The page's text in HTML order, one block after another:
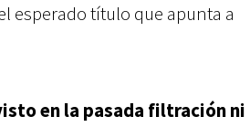
esperado título que apunta a
en la pasada filtración ni